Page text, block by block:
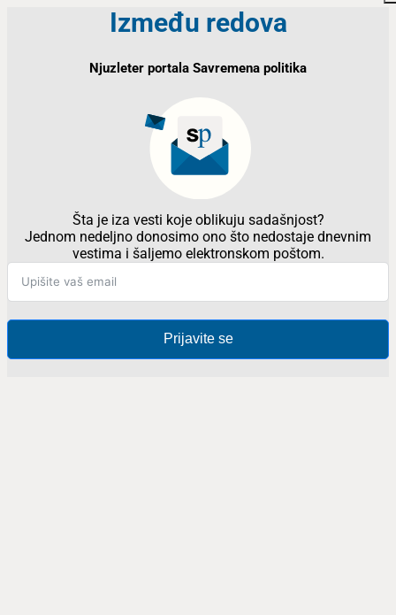
Između redova
Njuzleter portala Savremena politika
Šta je iza vesti koje oblikuju sadašnjost?
Jednom nedeljno donosimo ono što nedostaje dnevnim
vestima i šaljemo elektronskom poštom.
Prijavite se